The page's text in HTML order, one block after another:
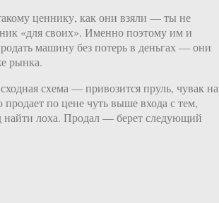
ценнику, как они взяли — ты не
«для своих». Именно поэтому им и
машину без потерь в деньгах — они
рынка.
схема — привозится пруль, чувак на
продает по цене чуть выше входа с тем,
найти лоха. Продал — берет следующий